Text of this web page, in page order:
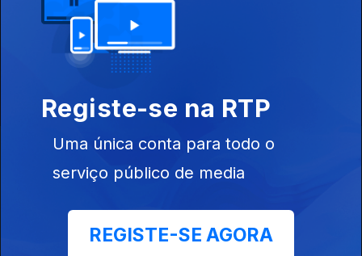
Instale a aplicação RTP Play
Disponível para iOS, Android, Apple TV, Android TV e
Registe-se na RTP
Uma única conta para todo o
serviço público de media
REGISTE-SE AGORA